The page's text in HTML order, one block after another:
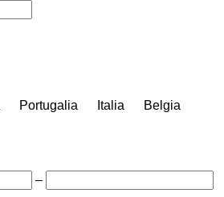
Portugalia Italia
Belgia
–